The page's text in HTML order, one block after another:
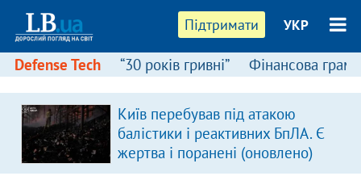
Підтримати УКР
Defense Tech “30 років гривні” Фінансова
Київ перебував під атакою
балістики і реактивних БпЛА. Є
жертва і поранені (оновлено)